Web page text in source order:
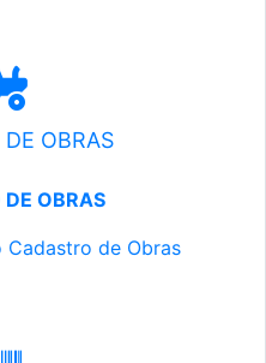
OBRAS
OBRAS
de Obras